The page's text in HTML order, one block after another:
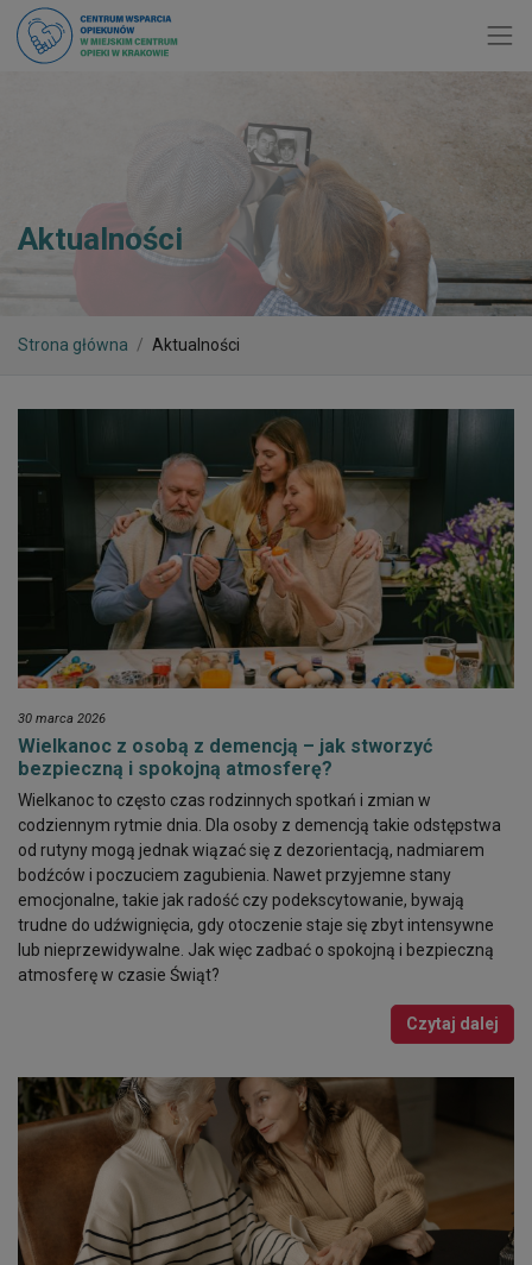
Aktualności
Strona główna Aktualności
30 marca 2026
Wielkanoc z osobą z demencją – jak stworzyć
bezpieczną i spokojną atmosferę?
Wielkanoc to często czas rodzinnych spotkań i zmian w
codziennym rytmie dnia. Dla osoby z demencją takie odstępstwa
od rutyny mogą jednak wiązać się z dezorientacją, nadmiarem
bodźców i poczuciem zagubienia. Nawet przyjemne stany
emocjonalne, takie jak radość czy podekscytowanie, bywają
trudne do udźwignięcia, gdy otoczenie staje się zbyt intensywne
lub nieprzewidywalne. Jak więc zadbać o spokojną i bezpieczną
atmosferę w czasie Świąt?
Czytaj dalej